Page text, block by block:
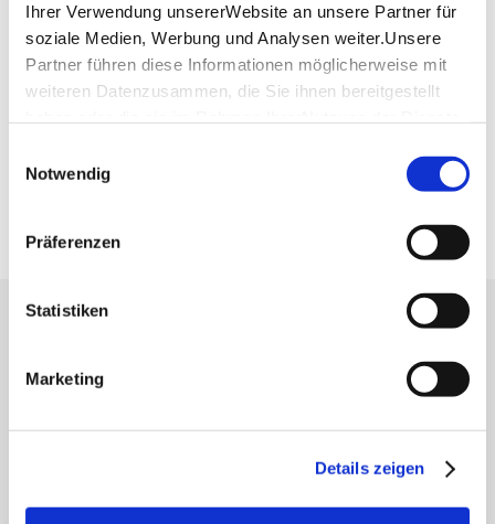
Ihrer Verwendung unsererWebsite an unsere Partner für
soziale Medien, Werbung und Analysen weiter.Unsere
Partner führen diese Informationen möglicherweise mit
weiteren Datenzusammen, die Sie ihnen bereitgestellt
Impressum
Notwendig
Präferenzen
Statistiken
Marketing
Details zeigen
Planen Sie Ihre Anreise
Verkehrs- und Tarifverbund Stuttgart GmbH
Fahrplanauskunft des VVS
Deutsche Bahn AG
Google Maps
Mit unserem Newsletter bleiben Sie zu Events,
Stuttgart und Region immer up-to-date.
Abonnieren